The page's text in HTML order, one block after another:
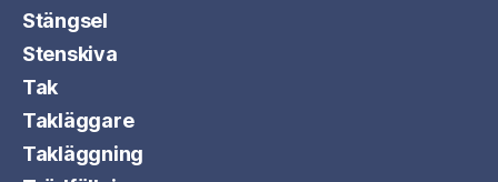
Stängsel
Stenskiva
Tak
Takläggare
Takläggning